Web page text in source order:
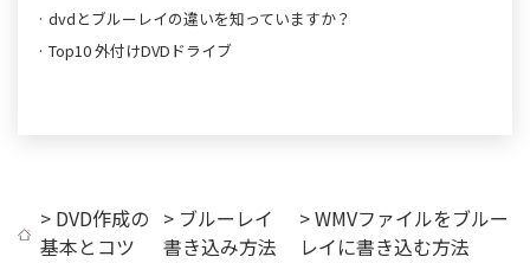
· dvdとブルーレイの違いを知っていますか？
· Top10 外付けDVDドライブ
> DVD作成の
基本とコツ
> ブルーレイ
書き込み方法
> WMVファイルをブルー
レイに書き込む方法